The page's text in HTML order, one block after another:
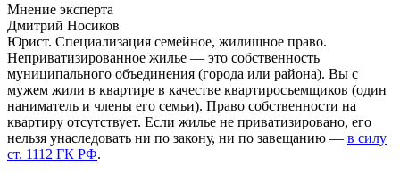
Мнение эксперта
Дмитрий Носиков
Юрист. Специализация семейное, жилищное право.
Неприватизированное жилье — это собственность
муниципального объединения (города или района). Вы с
мужем жили в квартире в качестве квартиросъемщиков (один
наниматель и члены его семьи). Право собственности на
квартиру отсутствует. Если жилье не приватизировано, его
нельзя унаследовать ни по закону, ни по завещанию — в силу
ст. 1112 ГК РФ.